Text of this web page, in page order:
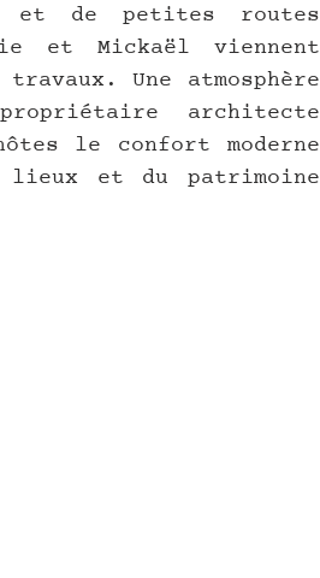
et de petites routes
et Mickaël viennent
Une atmosphère
architecte
le confort moderne
et du patrimoine